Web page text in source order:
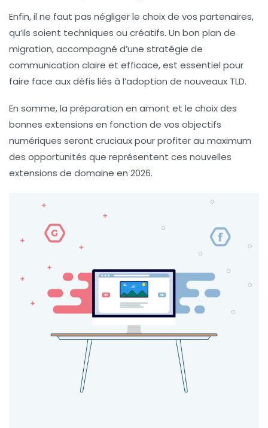
Enfin, il ne faut pas négliger le choix de vos partenaires,
qu’ils soient techniques ou créatifs. Un bon plan de
migration, accompagné d’une stratégie de
communication claire et efficace, est essentiel pour
faire face aux défis liés à l’adoption de nouveaux TLD.
En somme, la préparation en amont et le choix des
bonnes extensions en fonction de vos objectifs
numériques seront cruciaux pour profiter au maximum
des opportunités que représentent ces nouvelles
extensions de domaine en 2026.